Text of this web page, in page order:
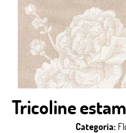
Tricoline
Categoria: